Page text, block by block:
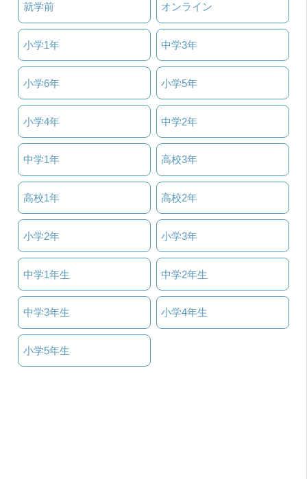
就学前 オンライン
小学1年 中学3年
小学6年 小学5年
小学4年 中学2年
中学1年 高校3年
高校1年 高校2年
小学2年 小学3年
中学1年生 中学2年生
中学3年生 小学4年生
小学5年生